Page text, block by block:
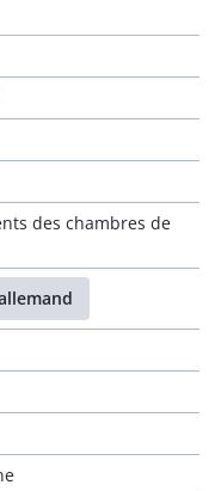
des chambres de